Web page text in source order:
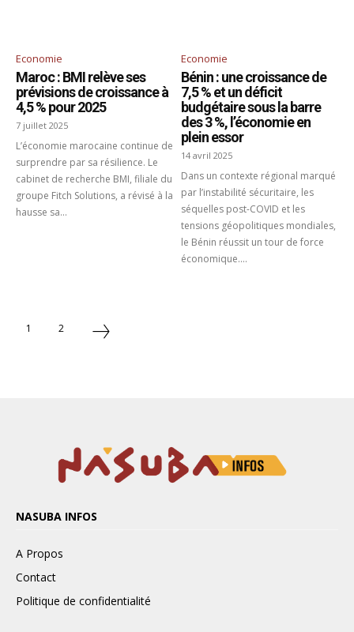
Economie
Maroc : BMI relève ses
prévisions de croissance à
4,5 % pour 2025
7 juillet 2025
L’économie marocaine continue de
surprendre par sa résilience. Le
cabinet de recherche BMI, filiale du
groupe Fitch Solutions, a révisé à la
hausse sa...
Economie
Bénin : une croissance de
7,5 % et un déficit
budgétaire sous la barre
des 3 %, l’économie en
plein essor
14 avril 2025
Dans un contexte régional marqué
par l’instabilité sécuritaire, les
séquelles post-COVID et les
tensions géopolitiques mondiales,
le Bénin réussit un tour de force
économique....
1 2
NASUBA INFOS
A Propos
Contact
Politique de confidentialité